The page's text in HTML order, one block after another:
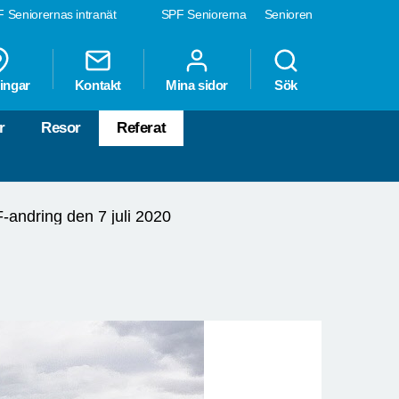
SPF Seniorerna Senioren
Seniorernas intranät
Kontakt Mina sidor Sök
Resor Referat
andring den 7 juli 2020